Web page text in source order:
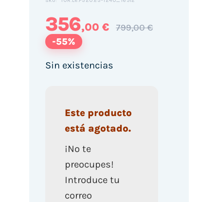
356,00 € 799,00 €
-55%
Sin existencias
Este producto
está agotado.
¡No te
preocupes!
Introduce tu
correo